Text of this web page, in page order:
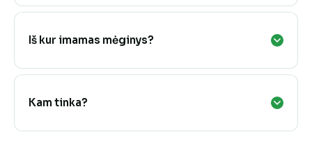
Iš kur imamas mėginys?
Kam tinka?